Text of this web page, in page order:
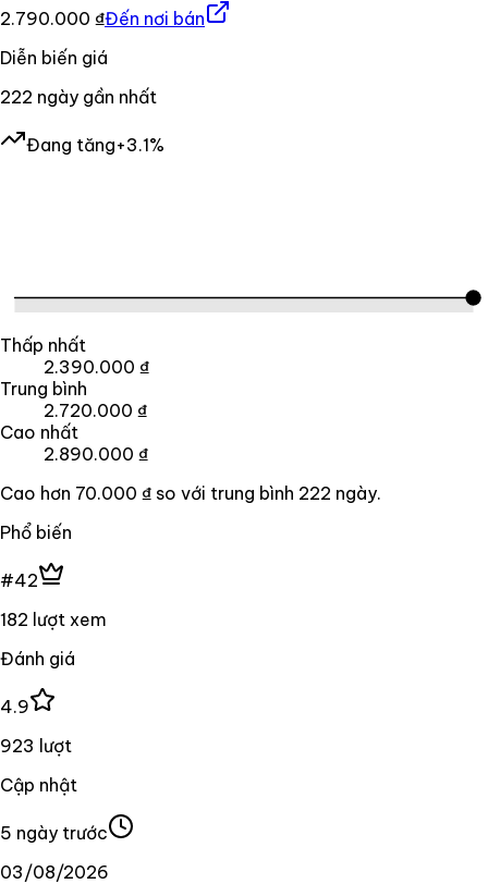
2.790.000 ₫Đến nơi bán
Diễn biến giá
222 ngày gần nhất
Đang tăng+3.1%
Thấp nhất
2.390.000 ₫
Trung bình
2.720.000 ₫
Cao nhất
2.890.000 ₫
Cao hơn 70.000 ₫ so với trung bình 222 ngày.
Phổ biến
#42
182 lượt xem
Đánh giá
4.9
923 lượt
Cập nhật
5 ngày trước
03/08/2026